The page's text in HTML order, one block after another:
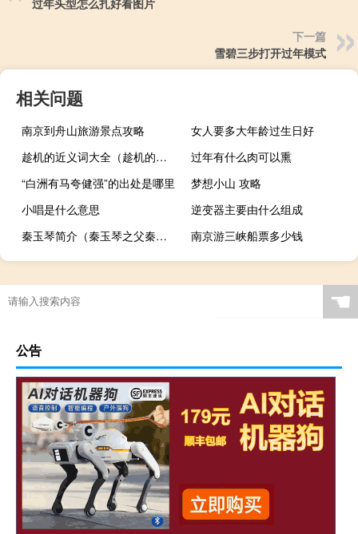
过年头型怎么扎好看图片
下一篇
雪碧三步打开过年模式
相关问题
南京到舟山旅游景点攻略
女人要多大年龄过生日好
趁机的近义词大全（趁机的近义词）
过年有什么肉可以熏
“白洲有马夸健强”的出处是哪里
梦想小山 攻略
小唱是什么意思
逆变器主要由什么组成
秦玉琴简介（秦玉琴之父秦基伟）
南京游三峡船票多少钱
☚
公告